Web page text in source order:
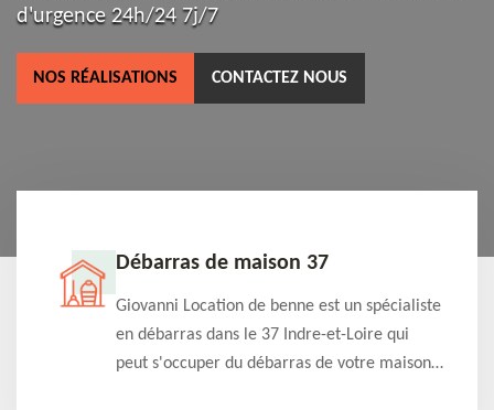
d'urgence 24h/24 7j/7
NOS RÉALISATIONS CONTACTEZ NOUS
Débarras de maison 37
Giovanni Location de benne est un spécialiste
en débarras dans le 37 Indre-et-Loire qui
peut s'occuper du débarras de votre maison